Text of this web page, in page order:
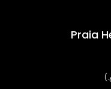
Praia